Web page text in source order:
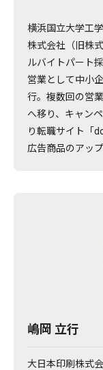
横浜国立大学工
株式会社（旧株
ルバイトパート
営業として中小
行。複数回の営
へ移り、キャン
り転職サイト「
広告商品のアッ
嶋岡 立行
大日本印刷株式